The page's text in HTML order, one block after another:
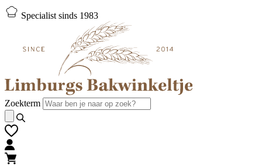
Naar
hoofd-
Naar
footerSpecialist sinds 1983
Zoekterm